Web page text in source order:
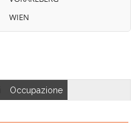
WIEN
Occupazione